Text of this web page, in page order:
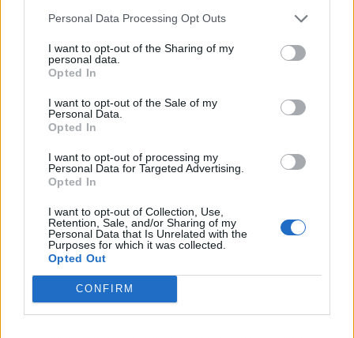
Personal Data Processing Opt Outs
I want to opt-out of the Sharing of my
personal data.
Opted In
I want to opt-out of the Sale of my
Personal Data.
Opted In
I want to opt-out of processing my
Personal Data for Targeted Advertising.
Opted In
I want to opt-out of Collection, Use,
Retention, Sale, and/or Sharing of my
Personal Data that Is Unrelated with the
Purposes for which it was collected.
Opted Out
CONFIRM
Τελευταία Νέα
λέτε σε έναν επισκέπτη
27 Φεβρουαρίου 2026
Πάνω από 100 μωρά έχουν
γεννηθεί μέσω εξωσωματικής, με
την υποστήριξη της Be-Live
27 Φεβρουαρίου 2026